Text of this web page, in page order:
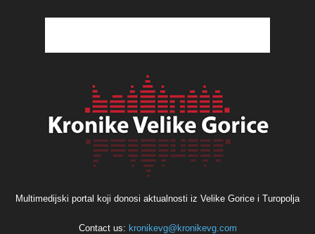
Multimedijski portal koji donosi aktualnosti iz Velike Gorice i Turopolja
Contact us: kronikevg@kronikevg.com